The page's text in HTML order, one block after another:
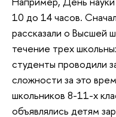
10 до 14 часов.
рассказали о Высшей
течение трех
студенты проводили
сложности за это
школьников 8-11-х
объявлялись детям